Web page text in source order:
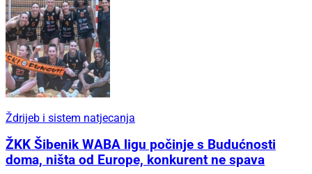
Ždrijeb i sistem natjecanja
ŽKK Šibenik WABA ligu počinje s Budućnosti
doma, ništa od Europe, konkurent ne spava